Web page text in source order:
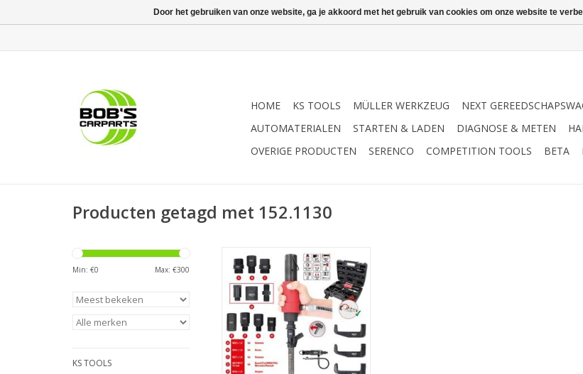
HOME KS TOOLS MÜLLER WERKZEUG NEXT
AUTOMATERIALEN
STARTEN & LADEN DIAGNOSE & METEN
OVERIGE PRODUCTEN
SERENCO COMPETITION TOOLS BETA
Producten getagd met 152.1130
Min: €0 Max: €300
KS TOOLS
- Inclusief 7 adapters voor vrijwel
alle injectoren | - Enorm hoog
slageffect (3365 (6,3 bar) / 3873
(8 bar) slagen per minuut) | -
voor het uitbouwen van
vastgebrande verstuivers in de
cilinderkop | - Met de
betreffende adapter wordt de
trekker op de vas
Door het gebruiken van onze website, ga je akkoord met het gebruik van cookies om onze website te